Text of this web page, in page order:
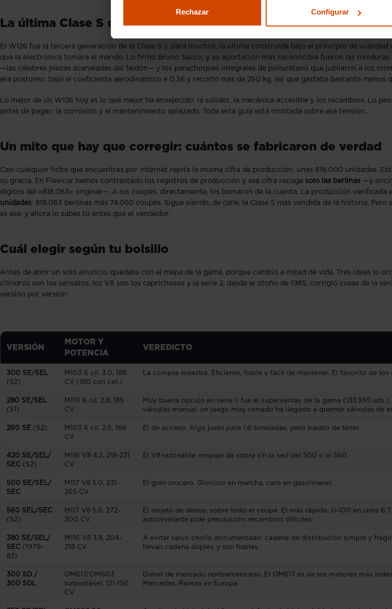
Rechazar Configurar
La última Clase S que se construyó sin prisa
El W126 fue la tercera generación de la Clase S y, para muchos, la última construida bajo el principio de «calidad
que la electrónica tomara el mando. Lo firmó Bruno Sacco, y su aportación más reconocible fueron las molduras
—las célebres piezas acanaladas del faldón— y los parachoques integrales de poliuretano que jubilaron a los
era postureo: bajó el coeficiente aerodinámico a 0,36 y recortó más de 250 kg, así que gastaba bastante menos
Lo mejor de un W126 hoy es lo que mejor ha envejecido: la solidez, la mecánica accesible y los recambios. Lo
antes de pagar: la corrosión y el mantenimiento aplazado. Toda esta guía está montada sobre esa tensión.
Un mito que hay que corregir: cuántos se fabricaron de verdad
Casi cualquier ficha que encuentres por internet repite la misma cifra de producción: unas 818.000 unidades.
su gracia. En Flexicar hemos contrastado los registros de producción y esa cifra recoge solo las berlinas —y
dígitos del «818.063» original—. A los coupés, directamente, los borraron de la cuenta. La producción verificada
unidades: 818.063 berlinas más 74.060 coupés. Sigue siendo, de calle, la Clase S más vendida de la historia.
es ese, y ahora lo sabes tú antes que el vendedor.
Cuál elegir según tu bolsillo
Antes de abrir un solo anuncio, quédate con el mapa de la gama, porque cambió a mitad de vida. Tres ideas lo
cilindros son los sensatos, los V8 son los caprichosos y la serie 2, desde el otoño de 1985, corrigió cosas de la
versión por versión:
VERSIÓN
MOTOR Y
POTENCIA
VEREDICTO
300 SE/SEL
(S2)
M103 6 cil. 3.0, 188
CV (180 con cat.)
La compra maestra. Eficiente, fiable y fácil de mantener. El favorito de los
280 SE/SEL
(S1)
M110 6 cil. 2.8, 185
CV
Muy buena opción en serie 1; fue el superventas de la gama (133.955
válvulas manual; un juego muy cerrado ha llegado a quemar válvulas de
260 SE (S2)
M103 6 cil. 2.6, 166
CV
El de acceso. Algo justo para 1,6 toneladas, pero barato de tener.
420 SE/SEL/
SEC (S2)
M116 V8 4.2, 218-231
CV
El V8 razonable: empuje de sobra sin la sed del 500 o el 560.
500 SE/SEL/
SEC
M117 V8 5.0, 231-
265 CV
El gran crucero. Glorioso en marcha, caro en gasolineras.
560 SEL/SEC
(S2)
M117 V8 5.6, 272-
300 CV
El objeto de deseo, sobre todo el coupé. El más rápido: 0-100 en unos
autonivelante pide precaución: recambios difíciles.
380 SE/SEL/
SEC (1979-
83)
M116 V8 3.8, 204-
218 CV
A evitar salvo chollo documentado: cadena de distribución simple y
llevan cadena dúplex y son fiables.
300 SD /
300 SDL
OM617/OM603
turbodiésel, 121-150
CV
Diésel de mercado norteamericano. El OM617 es de los motores más
Mercedes. Rareza en Europa.